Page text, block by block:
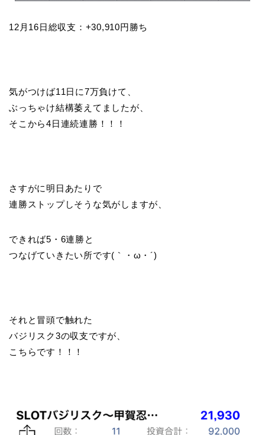
12月16日総収支：+30,910円勝ち
気がつけば11日に7万負けて、
ぶっちゃけ結構萎えてましたが、
そこから4日連続連勝！！！
さすがに明日あたりで
連勝ストップしそうな気がしますが、
できれば5・6連勝と
つなげていきたい所です(｀・ω・´)ゞ
それと冒頭で触れた
バジリスク3の収支ですが、
こちらです！！！